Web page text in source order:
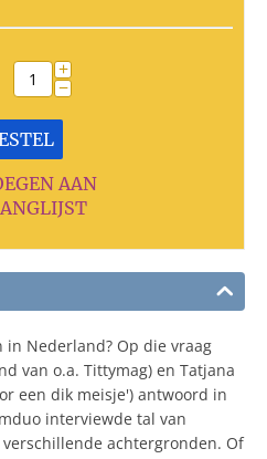
+
−
AAN
in Nederland? Op die vraag
van o.a. Tittymag) en Tatjana
een dik meisje') antwoord in
interviewde tal van
achtergronden. Of